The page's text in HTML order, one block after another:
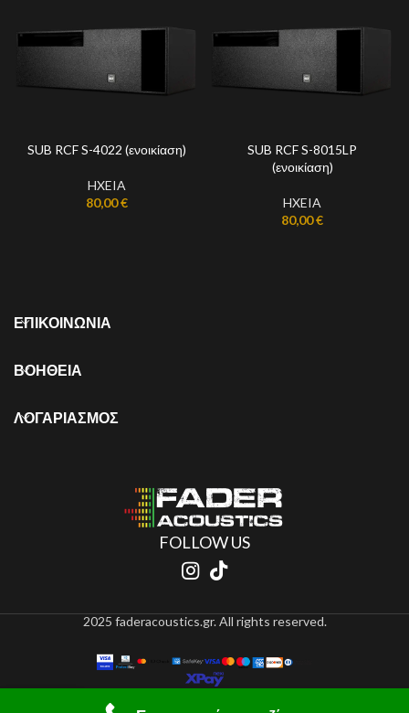
SUB RCF S-4022 (ενοικίαση)
HXEIA
80,00€
SUB RCF S-8015LP
(ενοικίαση)
HXEIA
80,00€
ΕΠΙΚΟΙΝΩΝΙΑ
ΒΟΗΘΕΙΑ
ΛΟΓΑΡΙΑΣΜΟΣ
FOLLOW US
2025 faderacoustics.gr. All rights reserved.